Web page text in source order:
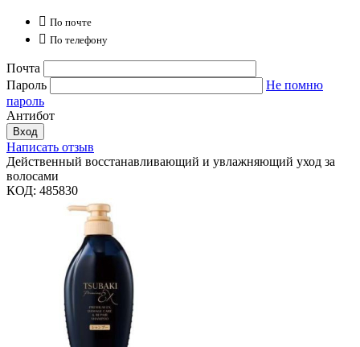
 По почте
 По телефону
Почта
Пароль
Не помню
пароль
Антибот
Вход
Написать отзыв
Действенный восстанавливающий и увлажняющий уход за
волосами
КОД: 485830